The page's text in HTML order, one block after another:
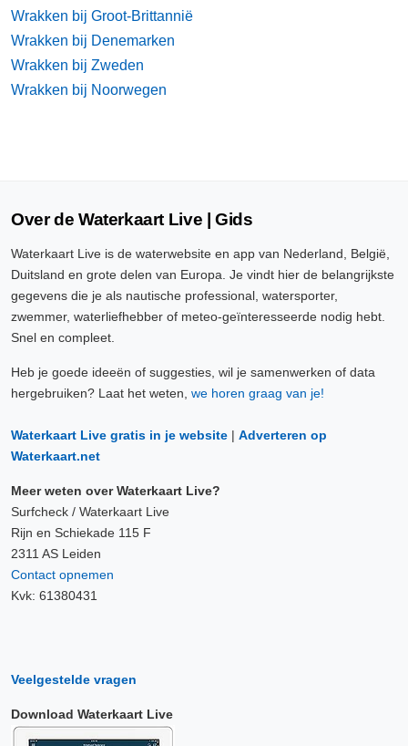
Wrakken bij Groot-Brittannië
Wrakken bij Denemarken
Wrakken bij Zweden
Wrakken bij Noorwegen
Over de Waterkaart Live | Gids
Waterkaart Live is de waterwebsite en app van Nederland, België,
Duitsland en grote delen van Europa. Je vindt hier de belangrijkste
gegevens die je als nautische professional, watersporter,
zwemmer, waterliefhebber of meteo-geïnteresseerde nodig hebt.
Snel en compleet.
Heb je goede ideeën of suggesties, wil je samenwerken of data
hergebruiken? Laat het weten, we horen graag van je!
Waterkaart Live gratis in je website | Adverteren op
Waterkaart.net
Meer weten over Waterkaart Live?
Surfcheck / Waterkaart Live
Rijn en Schiekade 115 F
2311 AS Leiden
Contact opnemen
Kvk: 61380431
Veelgestelde vragen
Download Waterkaart Live